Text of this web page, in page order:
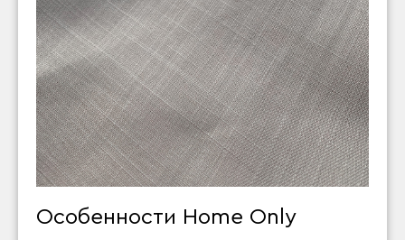
Особенности Home Only